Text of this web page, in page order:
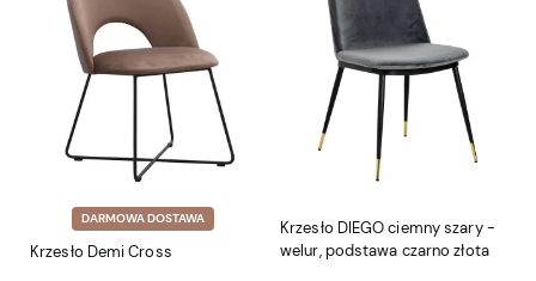
DARMOWA DOSTAWA
Krzesło Demi Cross
Krzesło DIEGO ciemny szary -
welur, podstawa czarno złota